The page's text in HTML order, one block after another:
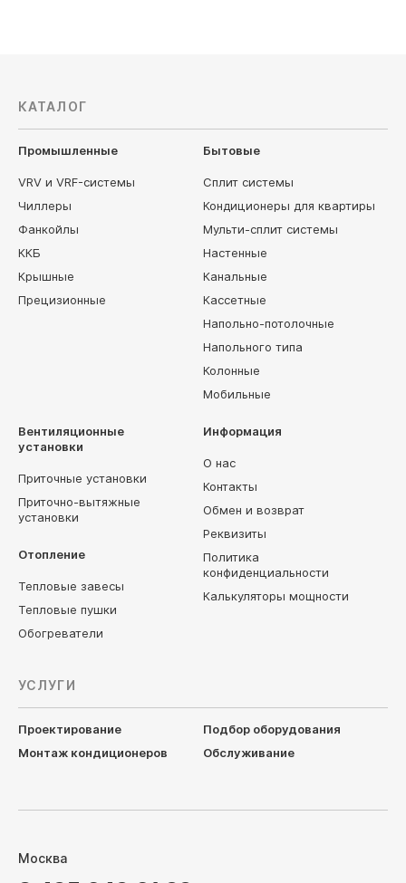
КАТАЛОГ
Промышленные
VRV и VRF-системы
Чиллеры
Фанкойлы
ККБ
Крышные
Прецизионные
Бытовые
Сплит системы
Кондиционеры для квартиры
Мульти-сплит системы
Настенные
Канальные
Кассетные
Напольно-потолочные
Напольного типа
Колонные
Мобильные
Вентиляционные
установки
Приточные установки
Приточно-вытяжные
установки
Отопление
Тепловые завесы
Тепловые пушки
Обогреватели
Информация
О нас
Контакты
Обмен и возврат
Реквизиты
Политика
конфиденциальности
Калькуляторы мощности
УСЛУГИ
Проектирование
Подбор оборудования
Монтаж кондиционеров
Обслуживание
Москва